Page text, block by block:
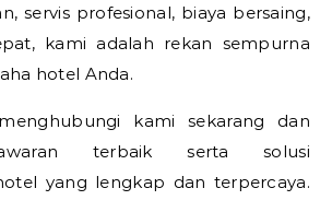
servis profesional, biaya bersaing,
kami adalah rekan sempurna
hotel Anda.
kami sekarang dan
terbaik serta solusi
yang lengkap dan terpercaya.